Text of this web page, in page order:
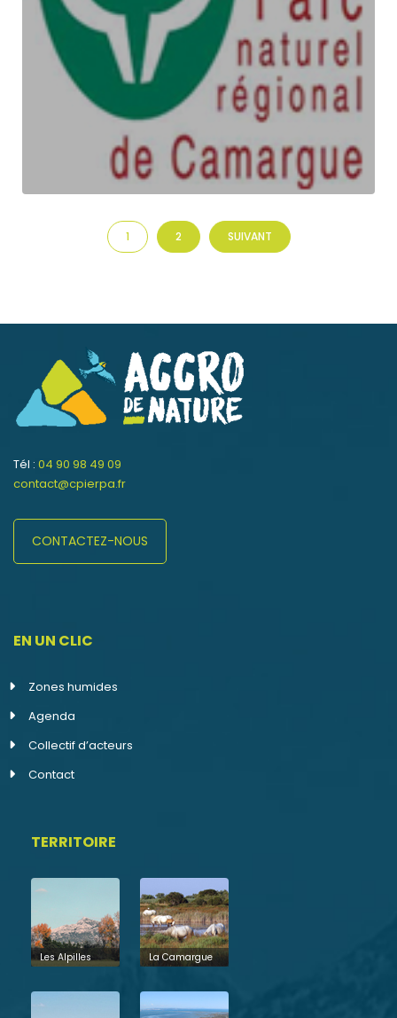
1 2 SUIVANT
Tél : 04 90 98 49 09
contact@cpierpa.fr
CONTACTEZ-NOUS
EN UN CLIC
Zones humides
Agenda
Collectif d’acteurs
Contact
TERRITOIRE
Les Alpilles La Camargue